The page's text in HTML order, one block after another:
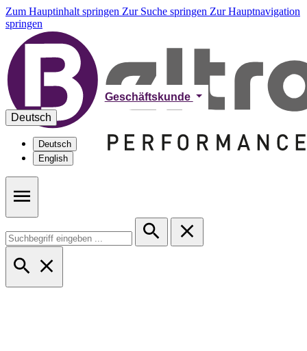
Zum Hauptinhalt springen Zur Suche springen Zur Hauptnavigation
springen
Geschäftskunde
Deutsch
Deutsch
English